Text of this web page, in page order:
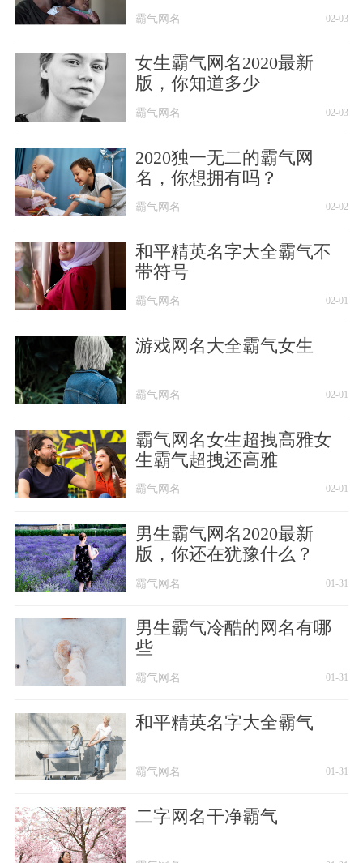
霸气网名 02-03
女生霸气网名2020最新
版，你知道多少
霸气网名 02-03
2020独一无二的霸气网
名，你想拥有吗？
霸气网名 02-02
和平精英名字大全霸气不
带符号
霸气网名 02-01
游戏网名大全霸气女生
霸气网名 02-01
霸气网名女生超拽高雅女
生霸气超拽还高雅
霸气网名 02-01
男生霸气网名2020最新
版，你还在犹豫什么？
霸气网名 01-31
男生霸气冷酷的网名有哪
些
霸气网名 01-31
和平精英名字大全霸气
霸气网名 01-31
二字网名干净霸气